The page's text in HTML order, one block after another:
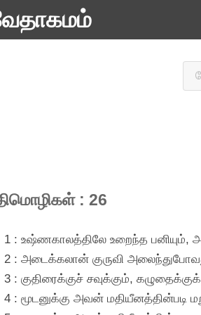
: 26
1 : உஷ்ணகாலத்திலே உறைந்த பனியும்,
2 : அடைக்கலான் குருவி
3 : குதிரைக்குச் சவுக்கும்,
4 : மூடனுக்கு அவன்